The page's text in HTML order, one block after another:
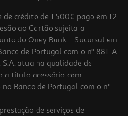
crédito de 1.500€ pago em 12
ao Cartão sujeita a
do Oney Bank – Sucursal em
de Portugal com o nº 881. A
atua na qualidade de
a título acessório com
Banco de Portugal com o nº
de serviços de